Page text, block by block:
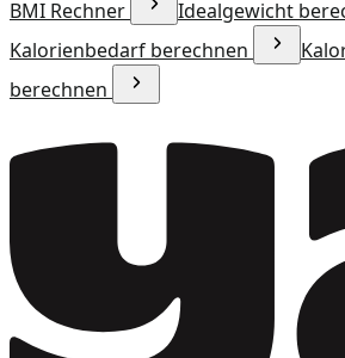
BMI Rechner
Idealgewicht
Kalorienbedarf berechnen
berechnen